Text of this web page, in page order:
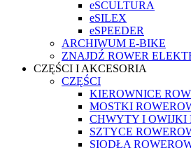
eSCULTURA
eSILEX
eSPEEDER
ARCHIWUM E-BIKE
ZNAJDŹ ROWER
CZĘŚCI I AKCESORIA
CZĘŚCI
KIEROWNICE
MOSTKI
CHWYTY I OWIJKI
SZTYCE
SIODŁA